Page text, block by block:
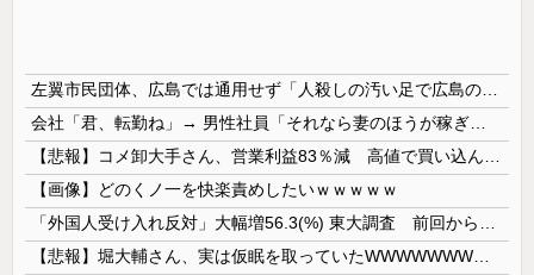
【画像】どのくノ一を快楽責めしたいｗｗｗｗｗ